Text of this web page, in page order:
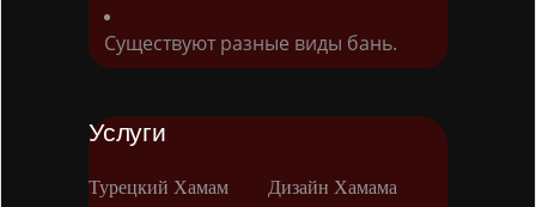
Существуют разные виды бань.
Услуги
Турецкий Хамам
Дизайн Хамама